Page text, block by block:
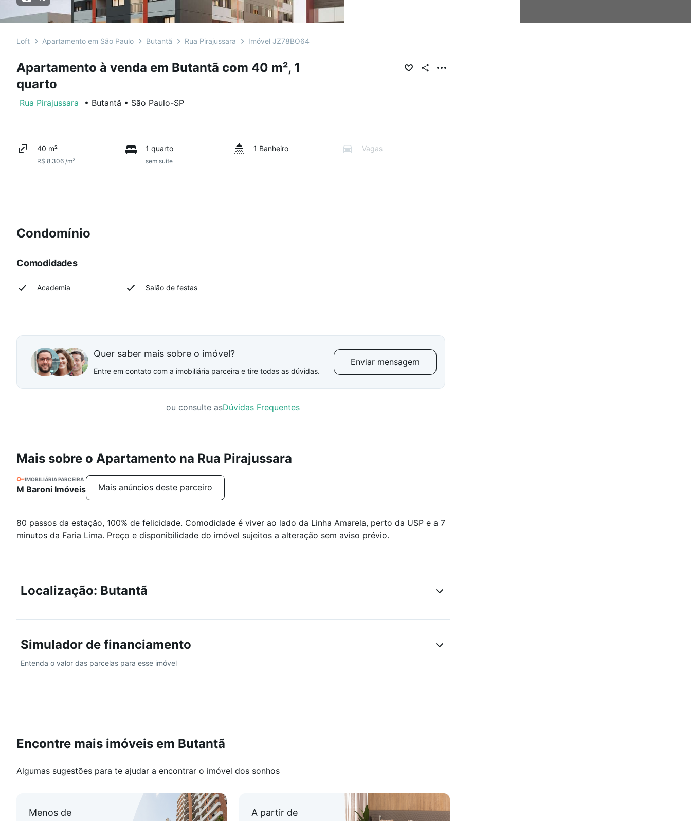
Loft Apartamento em São Paulo Butantã Rua Pirajussara Imóvel JZ78BO64
Apartamento à venda em Butantã com 40 m², 1
quarto
Rua Pirajussara • Butantã • São Paulo-SP
40 m²
R$ 8.306 /m²
1 quarto
sem suíte
1 Banheiro Vagas
Condomínio
Comodidades
Academia Salão de festas
Quer saber mais sobre o imóvel?
Entre em contato com a imobiliária parceira e tire todas as dúvidas.
Enviar mensagem
ou consulte asDúvidas Frequentes
Mais sobre o Apartamento na Rua Pirajussara
IMOBILIÁRIA PARCEIRA
M Baroni Imóveis Mais anúncios deste parceiro
80 passos da estação, 100% de felicidade. Comodidade é viver ao lado da Linha Amarela, perto da USP e a 7
minutos da Faria Lima. Preço e disponibilidade do imóvel sujeitos a alteração sem aviso prévio.
Localização: Butantã
Simulador de financiamento
Entenda o valor das parcelas para esse imóvel
Encontre mais imóveis em Butantã
Algumas sugestões para te ajudar a encontrar o imóvel dos sonhos
Menos de
A partir de